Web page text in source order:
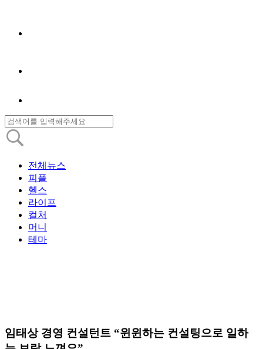
전체뉴스
피플
헬스
라이프
컬처
머니
테마
임태상 경영 컨설턴트 “윈윈하는 컨설팅으로 일하